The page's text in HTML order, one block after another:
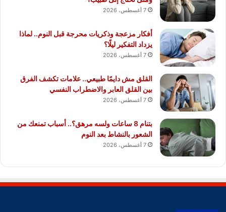
7 أغسطس، 2026
أفكار مزعجة وذكريات محرجة قبل النوم.. لماذا
يزداد التفكير ليلًا؟
7 أغسطس، 2026
القلق مش دايمًا طبيعي.. علامات تكشف الفرق
بين القلق العابر والاضطراب النفسي
7 أغسطس، 2026
بتنام 8 ساعات ولسه مرهق؟.. أسباب تمنعك من
الشعور بالنشاط بعد النوم
7 أغسطس، 2026